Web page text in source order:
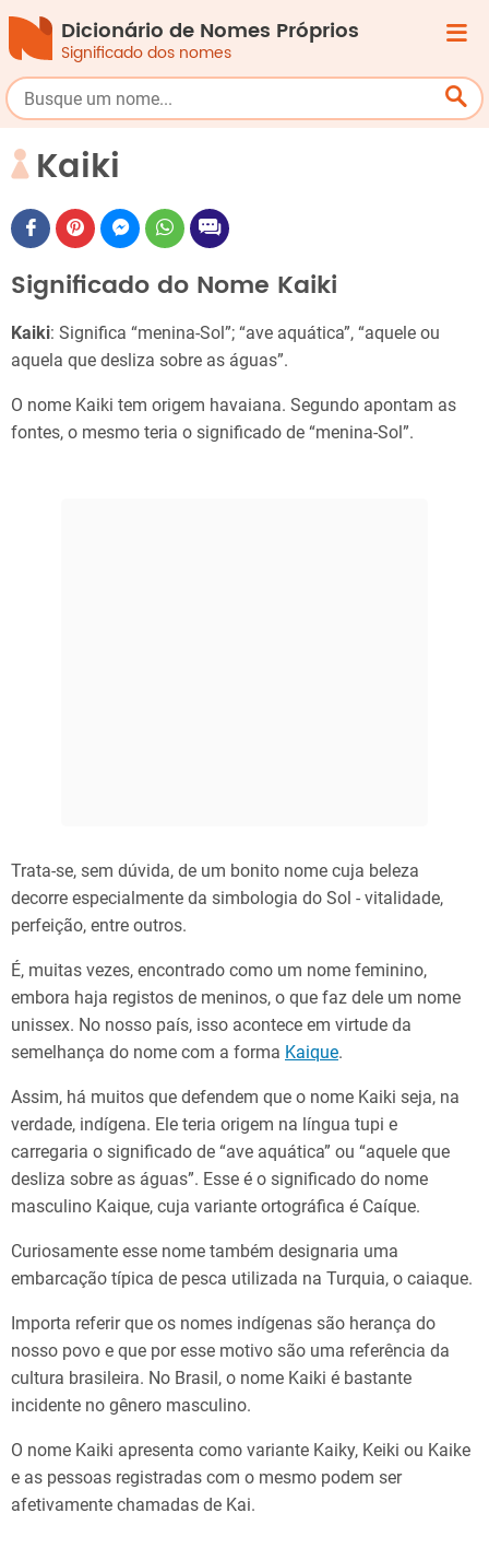
Dicionário de Nomes Próprios
Significado dos nomes
Kaiki
Significado do Nome Kaiki
Kaiki: Significa “menina-Sol”; “ave aquática”, “aquele ou
aquela que desliza sobre as águas”.
O nome Kaiki tem origem havaiana. Segundo apontam as
fontes, o mesmo teria o significado de “menina-Sol”.
Trata-se, sem dúvida, de um bonito nome cuja beleza
decorre especialmente da simbologia do Sol - vitalidade,
perfeição, entre outros.
É, muitas vezes, encontrado como um nome feminino,
embora haja registos de meninos, o que faz dele um nome
unissex. No nosso país, isso acontece em virtude da
semelhança do nome com a forma Kaique​.
Assim, há muitos que defendem que o nome Kaiki seja, na
verdade, indígena. Ele teria origem na língua tupi e
carregaria o significado de “ave aquática” ou “aquele que
desliza sobre as águas”. Esse é o significado do nome
masculino Kaique, cuja variante ortográfica é Caíque.
Curiosamente esse nome também designaria uma
embarcação típica de pesca utilizada na Turquia, o caiaque.
Importa referir que os nomes indígenas são herança do
nosso povo e que por esse motivo são uma referência da
cultura brasileira. No Brasil, o nome Kaiki é bastante
incidente no gênero masculino.
O nome Kaiki apresenta como variante Kaiky, Keiki ou Kaike
e as pessoas registradas com o mesmo podem ser
afetivamente chamadas de Kai.